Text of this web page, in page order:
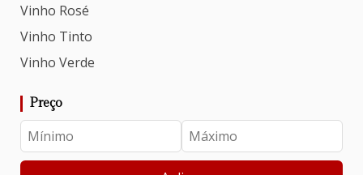
Vinho Rosé
Vinho Tinto
Vinho Verde
Preço